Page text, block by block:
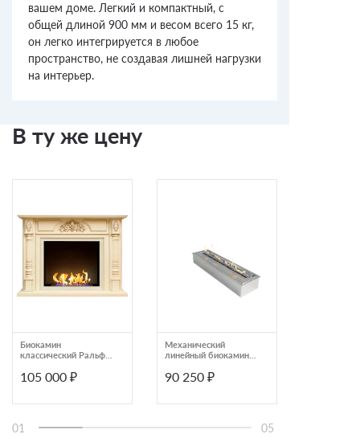
вашем доме. Легкий и компактный, с
общей длиной 900 мм и весом всего 15 кг,
он легко интегрируется в любое
пространство, не создавая лишней нагрузки
на интерьер.
В ту же цену
Биокамин
классический Ральф
105 000 ₽
Механический
линейный биокамин
серебро
90 250 ₽
01 05